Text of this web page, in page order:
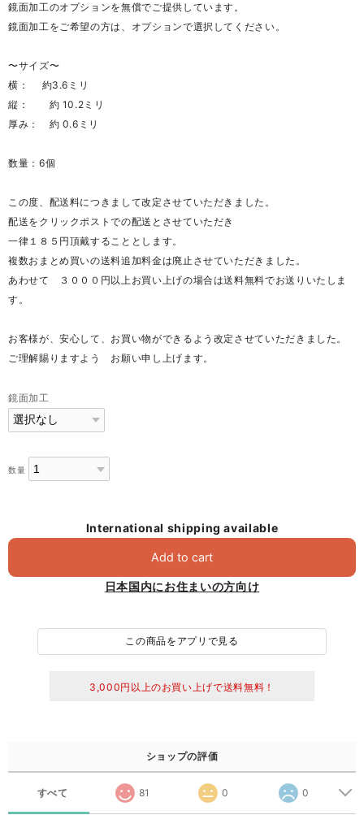
鏡面加工のオプションを無償でご提供しています。
鏡面加工をご希望の方は、オプションで選択してください。
〜サイズ〜
横： 約3.6ミリ
縦： 約 10.2ミリ
厚み： 約 0.6ミリ
数量：6個
この度、配送料につきまして改定させていただきました。
配送をクリックポストでの配送とさせていただき
一律１８５円頂戴することとします。
複数おまとめ買いの送料追加料金は廃止させていただきました。
あわせて ３０００円以上お買い上げの場合は送料無料でお送りいたしま
す。
お客様が、安心して、お買い物ができるよう改定させていただきました。
ご理解賜りますよう お願い申し上げます。
鏡面加工
数量
International shipping available
Add to cart
日本国内にお住まいの方向け
この商品をアプリで見る
3,000円以上のお買い上げで送料無料！
ショップの評価
すべて 81 0 0